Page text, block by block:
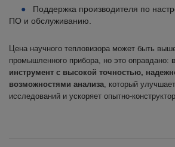
Поддержка производителя по
ПО и обслуживанию.
Цена научного тепловизора может быть
промышленного прибора, но это оправдано:
инструмент с высокой точностью,
возможностями анализа, который
исследований и ускоряет опытно-